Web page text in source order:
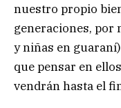
nuestro propio
generaciones, por
y niñas en
que pensar en
vendrán hasta el